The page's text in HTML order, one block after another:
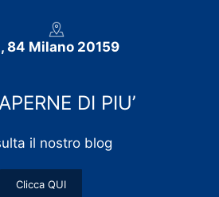
84 Milano 20159
DI PIU’
il nostro blog
Clicca QUI